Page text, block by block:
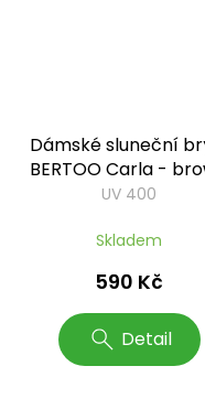
Dámské sluneční
BERTOO Carla -
UV 400
Skladem
590 Kč
Detail